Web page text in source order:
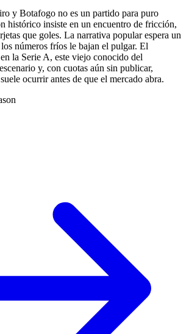
y Botafogo no es un partido para puro
histórico insiste en un encuentro de fricción,
que goles. La narrativa popular espera un
números fríos le bajan el pulgar. El
la Serie A, este viejo conocido del
y, con cuotas aún sin publicar,
ocurrir antes de que el mercado abra.